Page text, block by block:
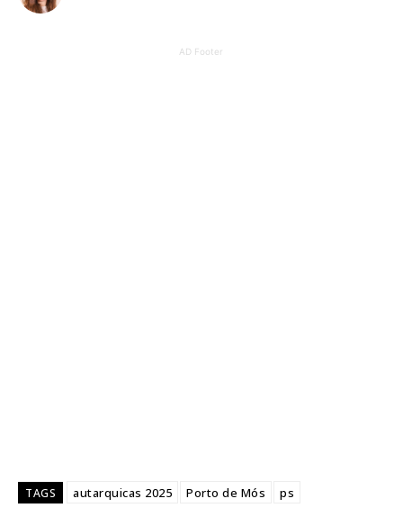
AD Footer
TAGS autarquicas 2025 Porto de Mós ps